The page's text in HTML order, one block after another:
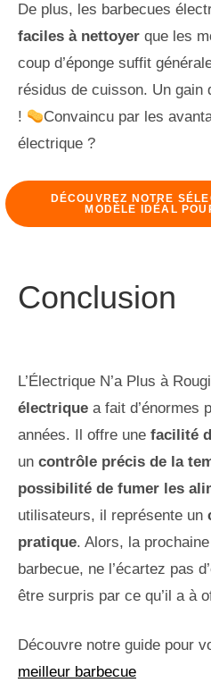
De plus, les barbecues
faciles à nettoyer que les
coup d’éponge suffit
résidus de cuisson. Un gain
!
Convaincu par les
électrique ?
DÉCOUVREZ NOTRE
MODÈLE IDÉAL
Conclusion
L’Électrique N’a Plus à
électrique a fait d’énormes
années. Il offre une facilité
un contrôle précis de la
possibilité de fumer les
utilisateurs, il représente un
pratique. Alors, la
barbecue, ne l’écartez pas
être surpris par ce qu’il a à
Découvre notre guide pour
meilleur barbecue